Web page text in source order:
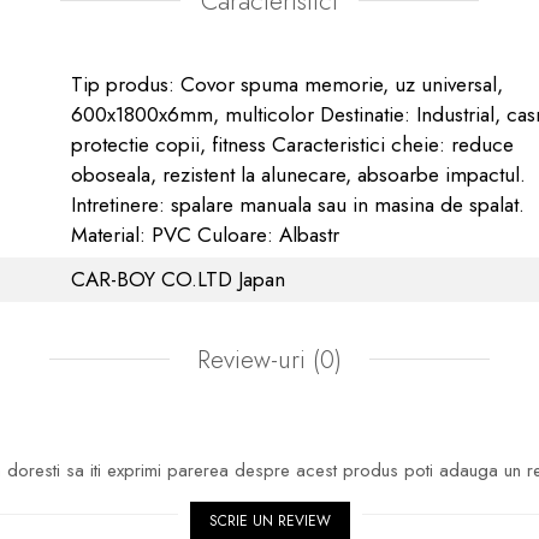
Tip produs: Covor spuma memorie, uz universal,
600x1800x6mm, multicolor Destinatie: Industrial,
protectie copii, fitness Caracteristici cheie: reduce
oboseala, rezistent la alunecare, absoarbe impactul.
Intretinere: spalare manuala sau in masina de spalat.
Material: PVC Culoare: Albastr
CAR-BOY CO.LTD Japan
Review-uri (0)
doresti sa iti exprimi parerea despre acest produs poti adauga un
SCRIE UN REVIEW